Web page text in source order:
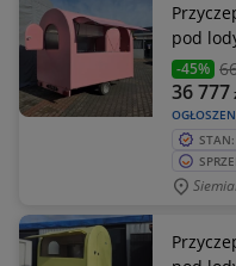
pod
-45%
36 777